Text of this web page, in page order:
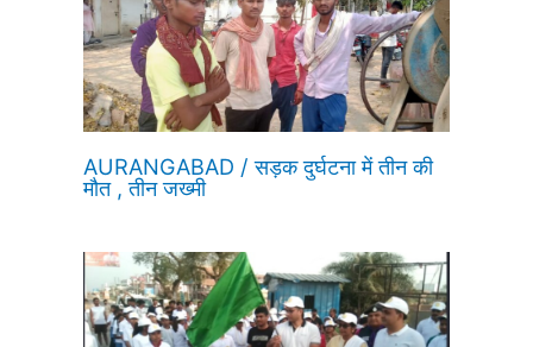
AURANGABAD / सड़क दुर्घटना में तीन की
मौत , तीन जख्मी